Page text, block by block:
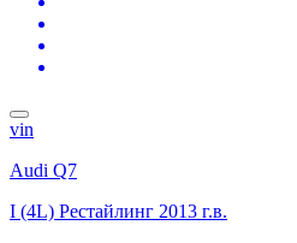
vin
Audi Q7
I (4L) Рестайлинг 2013 г.в.